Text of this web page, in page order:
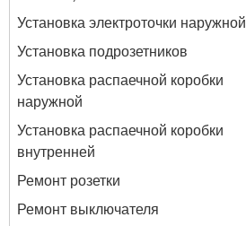
Установка электроточки наружной
Установка подрозетников
Установка распаечной коробки
наружной
Установка распаечной коробки
внутренней
Ремонт розетки
Ремонт выключателя